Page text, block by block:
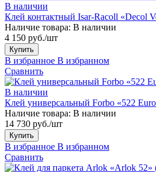
В наличии
Клей контактный Isar-Racoll «Decol
Наличие товара: В наличии
4 150 руб./шт
Купить
В избранное В избранном
Сравнить
В наличии
Клей универсальный Forbo «522
Наличие товара: В наличии
14 730 руб./шт
Купить
В избранное В избранном
Сравнить